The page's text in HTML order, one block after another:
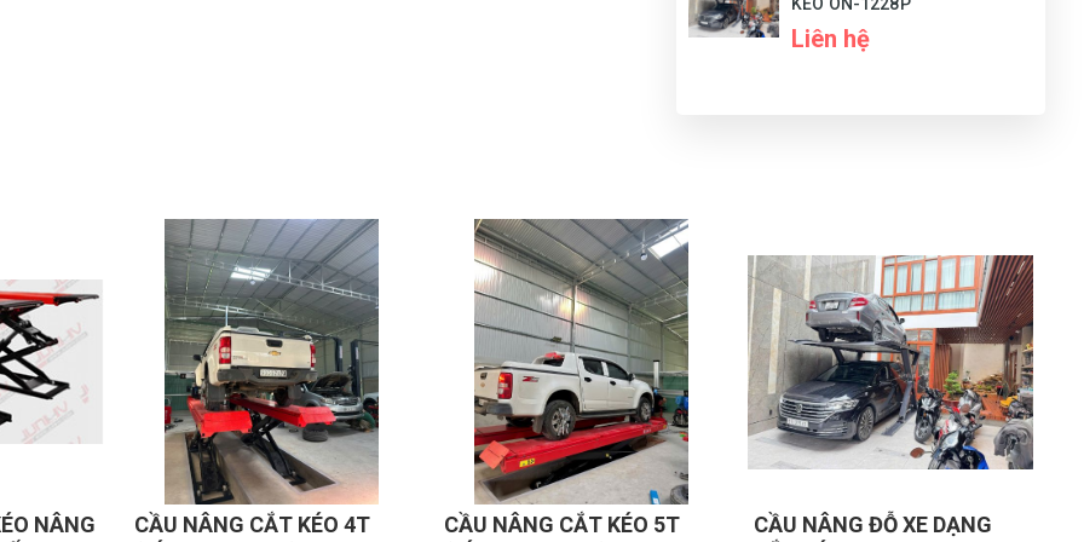
hàng nhờ trang thiết bị hiện đại, chuẩn công nghiệp.
với các hệ thống cầu nâng cũ.
mọi garage, showroom hay bãi đỗ xe, khu đất nhà riêng chật hẹp.
xa.
Liên hệ
4T
CẦU NÂNG CẮT KÉO 5T
CẦU NÂNG ĐỖ XE DẠNG
CẦU NÂNG CẮT KÉO NÂNG